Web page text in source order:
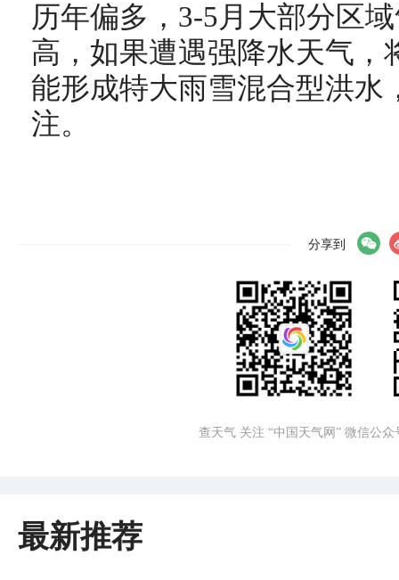
历年偏多，3-5月大部分区
高，如果遭遇强降水天气，
能形成特大雨雪混合型洪水
注。
分享到
查天气 关注 “中国天气网” 微信公众
最新推荐